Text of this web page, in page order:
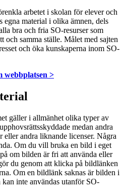
arbetet i skolan för elever och
egna material i olika ämnen, dels
bra och fria SO-resurser som
och samma ställe. Målet med sajten
och öka kunskaperna inom SO-
webbplatsen >
gäller i allmänhet olika typer av
medan andra
eller andra liknande licenser. Några
Om du vill bruka en bild i eget
om bilden är fri att använda eller
du genom att klicka på bildlänken
Om en bildlänk saknas är bilden i
inte användas utanför SO-